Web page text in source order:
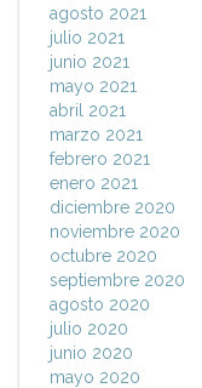
agosto 2021
julio 2021
junio 2021
mayo 2021
abril 2021
marzo 2021
febrero 2021
enero 2021
diciembre 2020
noviembre 2020
octubre 2020
septiembre 2020
agosto 2020
julio 2020
junio 2020
mayo 2020